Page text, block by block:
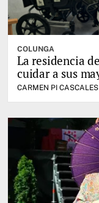
COLUNGA
La residencia
cuidar a sus
CARMEN PI CASCALES